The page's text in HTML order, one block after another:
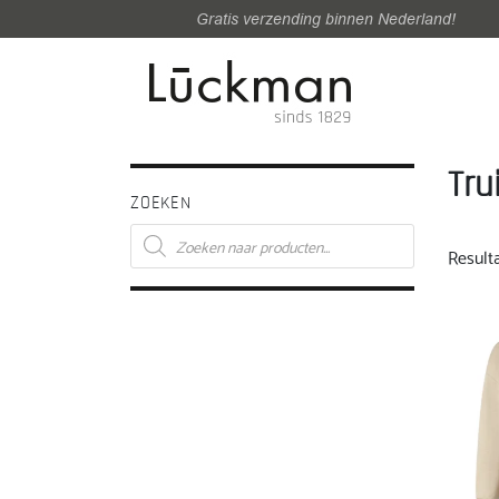
Gratis verzending binnen Nederland!
ZOEKEN
Producten
zoeken